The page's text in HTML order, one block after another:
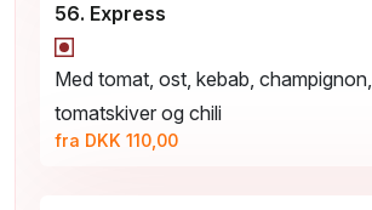
56. Express
Med tomat, ost, kebab, champignon,
tomatskiver og chili
fra DKK 110,00